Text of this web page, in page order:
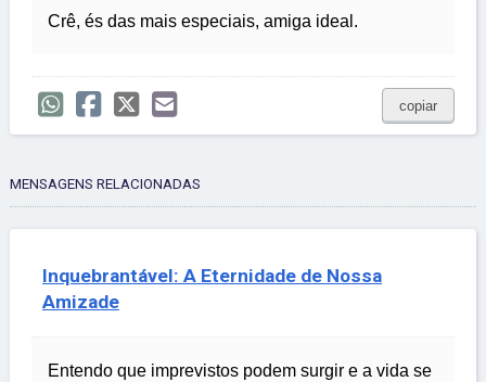
Crê, és das mais especiais, amiga ideal.
copiar
MENSAGENS RELACIONADAS
Inquebrantável: A Eternidade de Nossa
Amizade
Entendo que imprevistos podem surgir e a vida se